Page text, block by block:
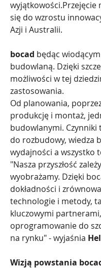
wyjątkowości.Przejęcie
się do wzrostu
Azji i Australii.
bocad będąc
budowlaną. Dzięki
możliwości w tej
zastosowania.
Od planowania,
produkcję i montaż,
budowlanymi.
do rozbudowy, wiedza
wydajności a wszystko
"Nasza przyszłość
wyobrażamy. Dzięki
dokładności i
technologie i metody,
kluczowymi
oprogramowanie do
na rynku" - wyjaśnia
Wizją powstania